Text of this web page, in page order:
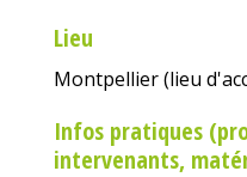
Lieu
Montpellier (lieu
Infos pratiques
intervenants,